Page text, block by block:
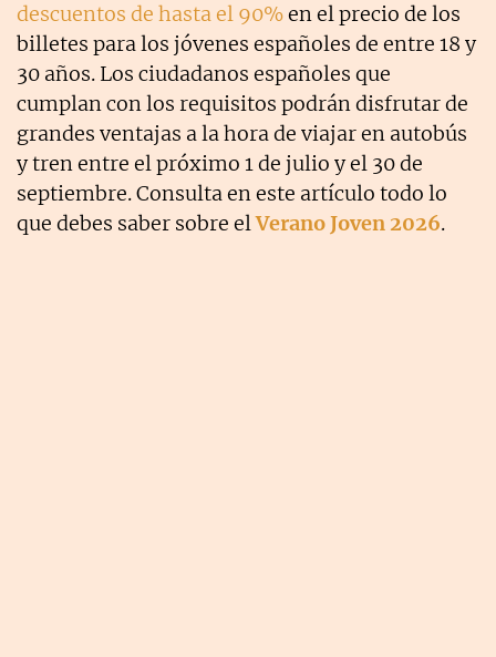
descuentos de hasta el 90%en el precio de los
billetes para los jóvenes españoles de entre 18 y
30 años. Los ciudadanos españoles que
cumplan con los requisitos podrán disfrutar de
grandes ventajas a la hora de viajar en autobús
y tren entre el próximo 1 de julio y el 30 de
septiembre. Consulta en este artículo todo lo
que debes saber sobre elVerano Joven 2026.